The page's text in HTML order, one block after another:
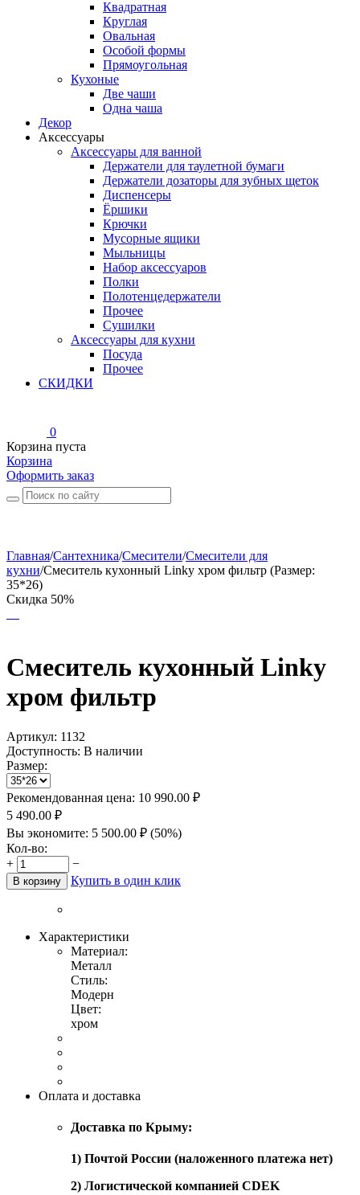
Квадратная
Круглая
Овальная
Особой формы
Прямоугольная
Кухоные
Две чаши
Одна чаша
Декор
Аксессуары
Аксессуары для ванной
Держатели для таулетной бумаги
Держатели дозаторы для зубных щеток
Диспенсеры
Ёршики
Крючки
Мусорные ящики
Мыльницы
Набор аксессуаров
Полки
Полотенцедержатели
Прочее
Сушилки
Аксессуары для кухни
Посуда
Прочее
СКИДКИ
0
Корзина пуста
Корзина
Оформить заказ
Главная/Сантехника/Смесители/Смесители для
кухни/Смеситель кухонный Linky хром фильтр (Размер:
35*26)
Скидка 50%
Смеситель кухонный Linky
хром фильтр
Артикул: 1132
Доступность: В наличии
Размер:
Рекомендованная цена: 10 990.00 ₽
5 490.00 ₽
Вы экономите: 5 500.00 ₽ (50%)
Кол-во:
+
−
В корзину Купить в один клик
Характеристики
Материал:
Металл
Стиль:
Модерн
Цвет:
хром
Оплата и доставка
Доставка по Крыму:
1) Почтой России (наложенного платежа нет)
2) Логистической компанией CDEK